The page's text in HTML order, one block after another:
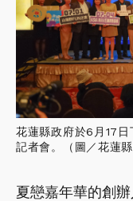
花蓮縣政府於6月17日
記者會。（圖／花蓮縣
夏戀嘉年華的創